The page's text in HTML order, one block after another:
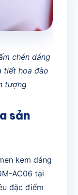
chén dáng
tiết hoa đào
tượng
sản
kem dáng
AC06 tại
đặc điểm